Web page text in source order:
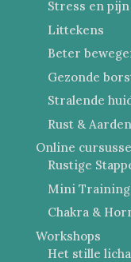
Stress en pijn
Littekens
Beter
Gezonde
Stralende
Rust & Aarden
Online
Rustige
Mini Training
Chakra &
Workshops
Het stille